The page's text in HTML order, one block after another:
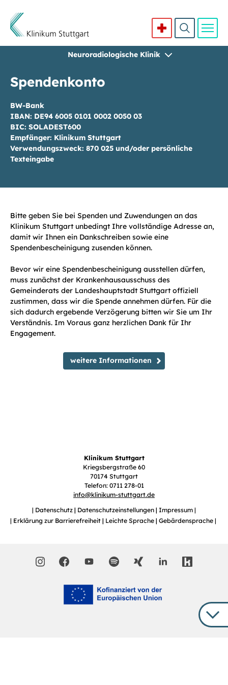
Neuroradiologische Klinik
Spendenkonto
BW-Bank
IBAN: DE94 6005 0101 0002 0050 03
BIC: SOLADEST600
Empfänger: Klinikum Stuttgart
Verwendungszweck: 870 025 und/oder persönliche
Texteingabe
Bitte geben Sie bei Spenden und Zuwendungen an das
Klinikum Stuttgart unbedingt Ihre vollständige Adresse an,
damit wir Ihnen ein Dankschreiben sowie eine
Spendenbescheinigung zusenden können.
Bevor wir eine Spendenbescheinigung ausstellen dürfen,
muss zunächst der Krankenhausausschuss des
Gemeinderats der Landeshauptstadt Stuttgart offiziell
zustimmen, dass wir die Spende annehmen dürfen. Für die
sich dadurch ergebende Verzögerung bitten wir Sie um Ihr
Verständnis. Im Voraus ganz herzlichen Dank für Ihr
Engagement.
weitere Informationen
Klinikum Stuttgart
Kriegsbergstraße 60
70174 Stuttgart
Telefon: 0711 278-01
info@klinikum-stuttgart.de
Datenschutz
Datenschutzeinstellungen
Impressum
Erklärung zur Barrierefreiheit
Leichte Sprache Gebärdensprache